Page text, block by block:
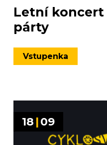
Letní koncert
párty
Vstupenka
18 |09